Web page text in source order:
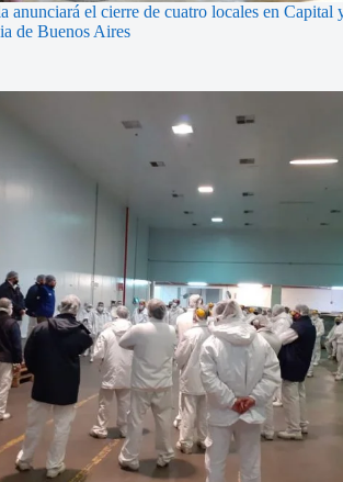
anunciará el cierre de cuatro locales en Capital
de Buenos Aires